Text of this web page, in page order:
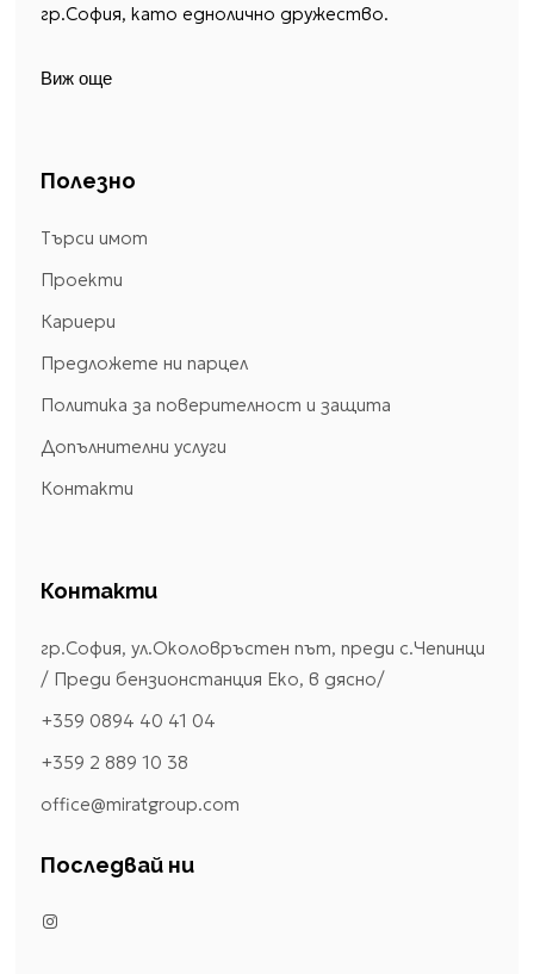
гр.София, като еднолично дружество.
Виж още
Полезно
Търси имот
Проекти
Кариери
Предложете ни парцел
Политика за поверителност и защита
Допълнителни услуги
Контакти
Контакти
гр.София, ул.Околовръстен път, преди с.Чепинци
/ Преди бензионстанция Еко, в дясно/
+359 0894 40 41 04
+359 2 889 10 38
office@miratgroup.com
Последвай ни